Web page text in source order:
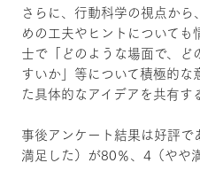
さらに、行動科学の視点か
めの工夫やヒントについて
士で「どのような場面で、
すいか」等について積極的
た具体的なアイデアを共有す
事後アンケート結果は好評
満足した）が80％、4（やや